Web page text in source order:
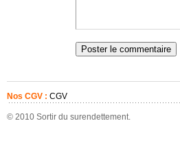
Nos CGV : CGV
© 2010 Sortir du surendettement.